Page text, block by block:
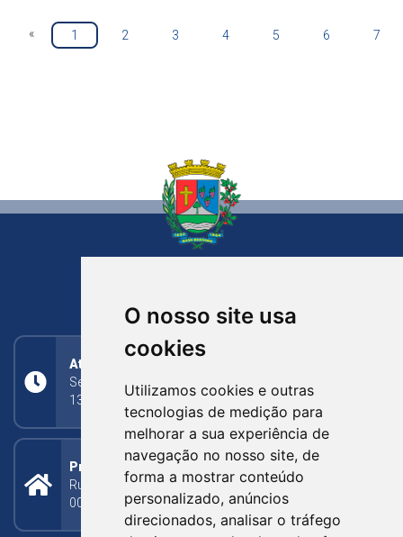
O nosso site usa
cookies
Utilizamos cookies e outras
tecnologias de medição para
melhorar a sua experiência de
navegação no nosso site, de
forma a mostrar conteúdo
personalizado, anúncios
direcionados, analisar o tráfego
« 1 2 3 4 5 6 7
Atendimento
Segunda a Sexta: 8h às 11h30min (manhã);
13h30min às 17h (tarde)
Prefeitura Municipal
Rua Silva Jardim, 505 - Bairro Centro - CEP: 95340-
000